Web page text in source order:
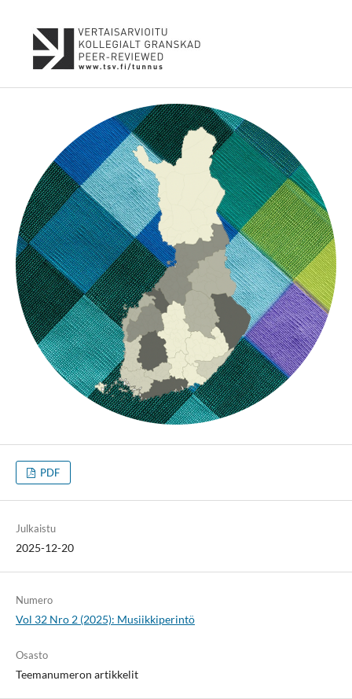
PDF
Julkaistu
2025-12-20
Numero
Vol 32 Nro 2 (2025): Musiikkiperintö
Osasto
Teemanumeron artikkelit